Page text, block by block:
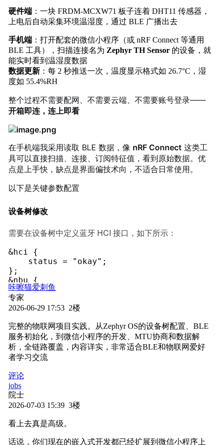
硬件端：一块 FRDM-MCXW71 板子连着 DHT11 传感器，
上电后自动采集环境温湿度，通过 BLE 广播出去
手机端：打开配套的微信小程序（或 nRF Connect 等通用
BLE 工具），扫描连接名为 Zephyr TH Sensor的设备，就
能实时看到温湿度数据
数据更新：每 2 秒推送一次，温度显示格式如 26.7°C ，湿
度如 55.4%RH
整个过程不需要配网、不需要云端、不需要账号登录——
开箱即连，连上即看
在手机端我采用读取 BLE 数据， 像 nRF Connect这类工
具可以直接扫描、连接、订阅特征值，看到原始数据。优
点是上手快，缺点是界面偏技术向，不适合日常使用。
以下是关键参数配置
设备树修改
需要在设备树中定义蓝牙 HCI 接口，如下所示：
&hci {
status = "okay";
};
&nbu {
status = "okay";
};
/* 初始化 BLE */
err = bt_enable(NULL);
if (err) {
return;
}
LOG_INF("BLE enabled");
/* 初始化 EHS 服务 */
if (err) {
return;
咔嚓猫爱刺鱼
专家
2026-06-29 17:53 2楼
完整的物联网项目实践。从Zephyr OS的设备树配置、BLE
服务初始化，到微信小程序的开发、MTU协商和数据解
析，全链路覆盖，内容详实，非常适合BLE和物联网爱好
者学习交流
评论
jobs
院士
2026-07-03 15:39 3楼
看上去真是高级。
话说，你们现在的嵌入式开发都已经扩展到微信小程序上